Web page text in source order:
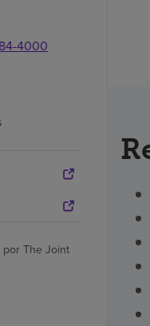
4000
por The Joint